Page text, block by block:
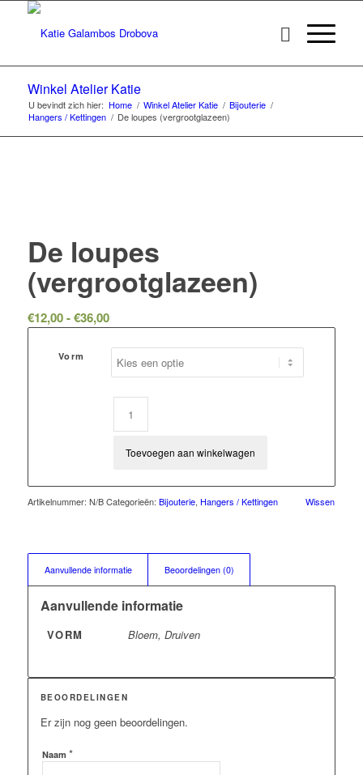
Winkel Atelier Katie
U bevindt zich hier: Home / Winkel Atelier Katie / Bijouterie /
Hangers / Kettingen / De loupes (vergrootglazeen)
De loupes
(vergrootglazeen)
€12,00 - €36,00Prijsklasse:
tot
€36,00
Vorm
Wissen
Toevoegen aan winkelwagen
Artikelnummer: N/B Categorieën: Bijouterie, Hangers / Kettingen
Aanvullende informatie Beoordelingen (0)
Aanvullende informatie
VORM Bloem, Druiven
BEOORDELINGEN
Er zijn nog geen beoordelingen.
Naam *